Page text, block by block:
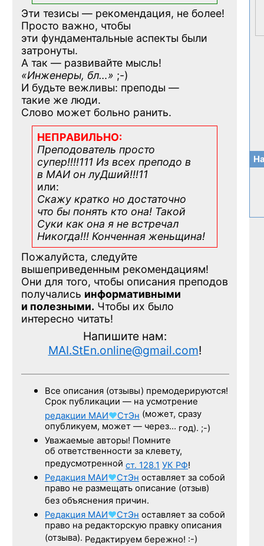
Эти тезисы — рекомендация, не более!
Просто важно, чтобы
эти фундаментальные аспекты были
затронуты.
А так — развивайте мысль!
«Инженеры, бл…» ;-)
И будьте вежливы: преподы —
такие же люди.
Слово может больно ранить.
НЕПРАВИЛЬНО:
Преподователь просто
супер!!!!111 Из всех преподо в
в МАИ он луДший!!!11
или:
Скажу кратко но достаточно
что бы понять кто она! Такой
Суки как она я не встречал
Никогда!!! Конченная женьщина!
Пожалуйста, следуйте
вышеприведенным рекомендациям!
Они для того, чтобы описания преподов
получались информативными
и полезными. Чтобы их было
интересно читать!
Напишите нам:
MAI.StEn.online@gmail.com!
Все описания (отзывы) премодерируются!
Срок публикации — на усмотрение
редакции МАИ♥СтЭн (может, сразу
опубликуем, может — через… год). ;-)
Уважаемые авторы! Помните
об ответственности за клевету,
предусмотренной ст. 128.1 УК РФ!
Редакция МАИ♥СтЭн оставляет за собой
право не размещать описание (отзыв)
без объяснения причин.
Редакция МАИ♥СтЭн оставляет за собой
право на редакторскую правку описания
(отзыва). Редактируем бережно! :-)